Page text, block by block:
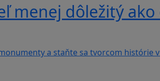
menej dôležitý ako